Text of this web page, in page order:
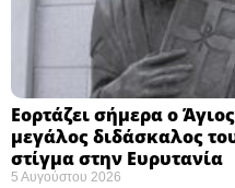
Εορτάζει σήμερα ο
μεγάλος διδάσκαλος
στίγμα στην Ευρυτανία
5 Αυγούστου 2026